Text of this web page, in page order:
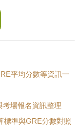
平均分數等資訊一
考場報名資訊整理
標準與GRE分數對照